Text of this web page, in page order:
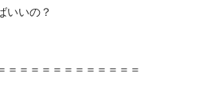
いいの？
＝＝＝＝＝＝＝＝＝＝＝＝